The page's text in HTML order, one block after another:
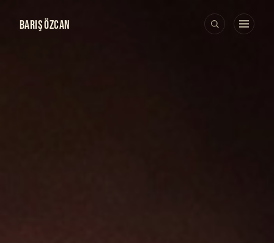
BARIŞ ÖZCAN